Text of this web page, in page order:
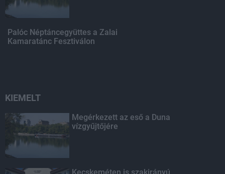
Palóc Néptáncegyüttes a Zalai
Kamaratánc Fesztiválon
KIEMELT
Megérkezett az eső a Duna
vízgyűjtőjére